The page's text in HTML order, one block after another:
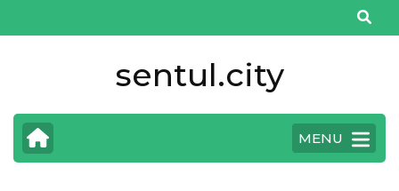
ke
Enter)
sentul.city
MENU